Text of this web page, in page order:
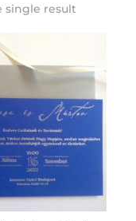
single result